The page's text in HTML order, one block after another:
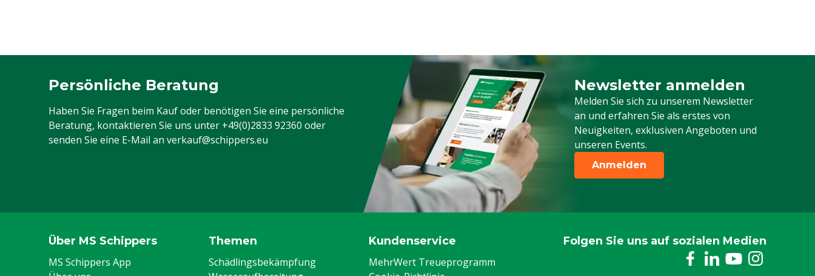
Persönliche Beratung
Haben Sie Fragen beim Kauf oder benötigen Sie eine persönliche
Beratung, kontaktieren Sie uns unter +49(0)2833 92360 oder
senden Sie eine E-Mail an verkauf@schippers.eu
Newsletter anmelden
Melden Sie sich zu unserem Newsletter
an und erfahren Sie als erstes von
Neuigkeiten, exklusiven Angeboten und
unseren Events.
Melden Sie sich für unseren Newsletter
Anmelden
Über MS Schippers
MS Schippers App
Themen
Schädlingsbekämpfung
Kundenservice
MehrWert Treueprogramm
Folgen Sie uns auf sozialen Medien